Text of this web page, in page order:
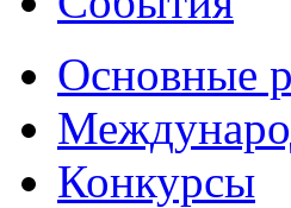
Основные
Конкурсы